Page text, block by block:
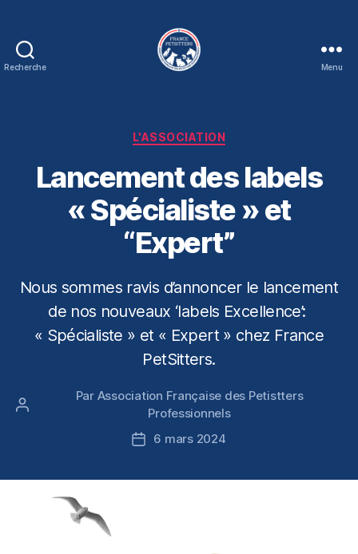
Recherche Menu
Catégories
L'ASSOCIATION
Lancement des labels
« Spécialiste » et
“Expert”
Nous sommes ravis d’annoncer le lancement
de nos nouveaux ‘labels Excellence’:
« Spécialiste » et « Expert » chez France
PetSitters.
Auteur
Par Association Française des Petistters
Professionnels
Date6 mars 2024